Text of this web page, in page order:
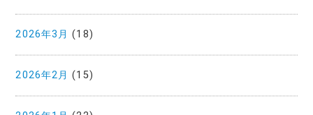
2026年3月 (18)
2026年2月 (15)